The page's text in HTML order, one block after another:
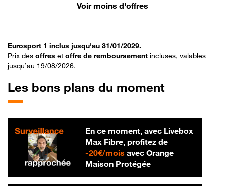
Voir moins d'offres
Eurosport 1 inclus jusqu'au 31/01/2029.
Prix des offres et offre de remboursement incluses, valables
jusqu’au 19/08/2026.
Les bons plans du moment
En ce moment, avec Livebox
Max Fibre, profitez de
-20€/mois20 € par mois
avec Orange
Maison Protégée